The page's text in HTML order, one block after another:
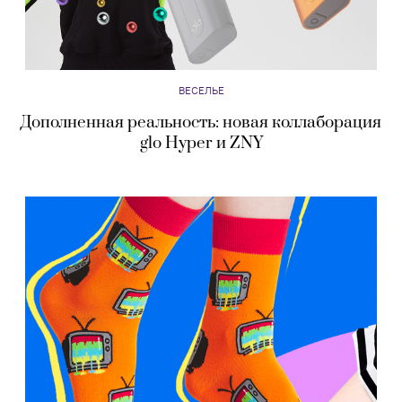
ВЕСЕЛЬЕ
Дополненная реальность: новая коллаборация
glo Hyper и ZNY